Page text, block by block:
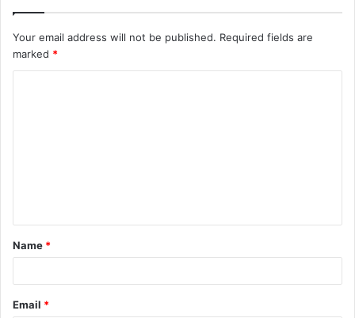
Your email address will not be published. Required fields are
marked *
Name *
Email *